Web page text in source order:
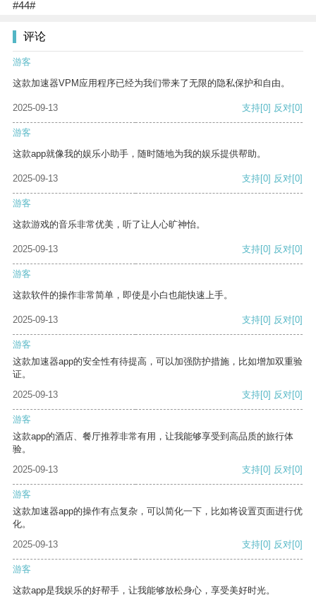
#44#
评论
游客
这款加速器VPM应用程序已经为我们带来了无限的隐私保护和自由。
2025-09-13 支持[0] 反对[0]
游客
这款app就像我的娱乐小助手，随时随地为我的娱乐提供帮助。
2025-09-13 支持[0] 反对[0]
游客
这款游戏的音乐非常优美，听了让人心旷神怡。
2025-09-13 支持[0] 反对[0]
游客
这款软件的操作非常简单，即使是小白也能快速上手。
2025-09-13 支持[0] 反对[0]
游客
这款加速器app的安全性有待提高，可以加强防护措施，比如增加双重验
证。
2025-09-13
支持[0] 反对[0]
游客
这款app的酒店、餐厅推荐非常有用，让我能够享受到高品质的旅行体
验。
2025-09-13
支持[0] 反对[0]
游客
这款加速器app的操作有点复杂，可以简化一下，比如将设置页面进行优
化。
2025-09-13
支持[0] 反对[0]
游客
这款app是我娱乐的好帮手，让我能够放松身心，享受美好时光。